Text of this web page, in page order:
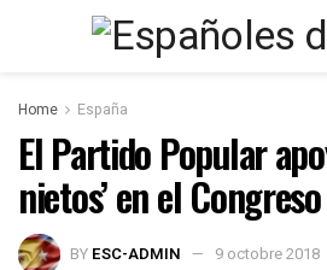
Home España
El Partido Popular
nietos’ en el Congreso
BY ESC-ADMIN 9 octobre 2018